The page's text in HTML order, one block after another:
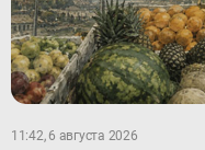
11:42, 6 августа 2026